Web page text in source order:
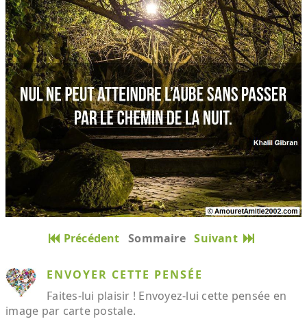
Précédent Sommaire Suivant
ENVOYER CETTE PENSÉE
Faites-lui plaisir ! Envoyez-lui cette pensée en
image par carte postale.